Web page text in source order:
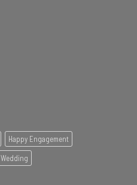
Happy Engagement
Wedding